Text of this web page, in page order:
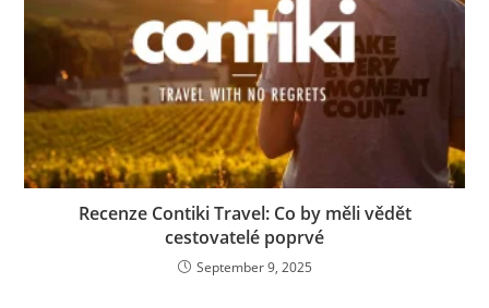
Recenze Contiki Travel: Co by měli vědět
cestovatelé poprvé
September 9, 2025